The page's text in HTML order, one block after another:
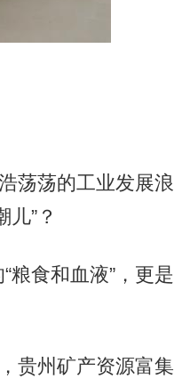
荡荡的工业发展
”？
食和血液”，更
州矿产资源富集